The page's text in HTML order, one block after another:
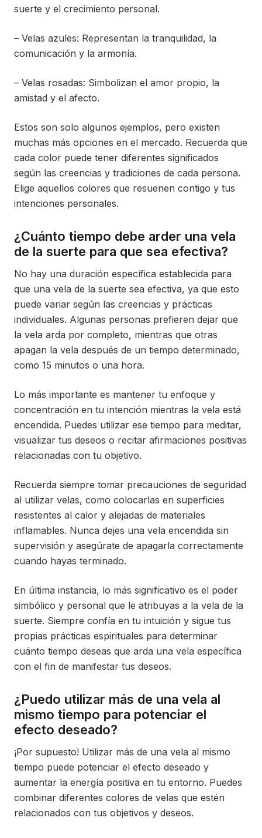
suerte y el crecimiento personal.
– Velas azules: Representan la tranquilidad, la
comunicación y la armonía.
– Velas rosadas: Simbolizan el amor propio, la
amistad y el afecto.
Estos son solo algunos ejemplos, pero existen
muchas más opciones en el mercado. Recuerda que
cada color puede tener diferentes significados
según las creencias y tradiciones de cada persona.
Elige aquellos colores que resuenen contigo y tus
intenciones personales.
¿Cuánto tiempo debe arder una vela
de la suerte para que sea efectiva?
No hay una duración específica establecida para
que una vela de la suerte sea efectiva, ya que esto
puede variar según las creencias y prácticas
individuales. Algunas personas prefieren dejar que
la vela arda por completo, mientras que otras
apagan la vela después de un tiempo determinado,
como 15 minutos o una hora.
Lo más importante es mantener tu enfoque y
concentración en tu intención mientras la vela está
encendida. Puedes utilizar ese tiempo para meditar,
visualizar tus deseos o recitar afirmaciones positivas
relacionadas con tu objetivo.
Recuerda siempre tomar precauciones de seguridad
al utilizar velas, como colocarlas en superficies
resistentes al calor y alejadas de materiales
inflamables. Nunca dejes una vela encendida sin
supervisión y asegúrate de apagarla correctamente
cuando hayas terminado.
En última instancia, lo más significativo es el poder
simbólico y personal que le atribuyas a la vela de la
suerte. Siempre confía en tu intuición y sigue tus
propias prácticas espirituales para determinar
cuánto tiempo deseas que arda una vela específica
con el fin de manifestar tus deseos.
¿Puedo utilizar más de una vela al
mismo tiempo para potenciar el
efecto deseado?
¡Por supuesto! Utilizar más de una vela al mismo
tiempo puede potenciar el efecto deseado y
aumentar la energía positiva en tu entorno. Puedes
combinar diferentes colores de velas que estén
relacionados con tus objetivos y deseos.